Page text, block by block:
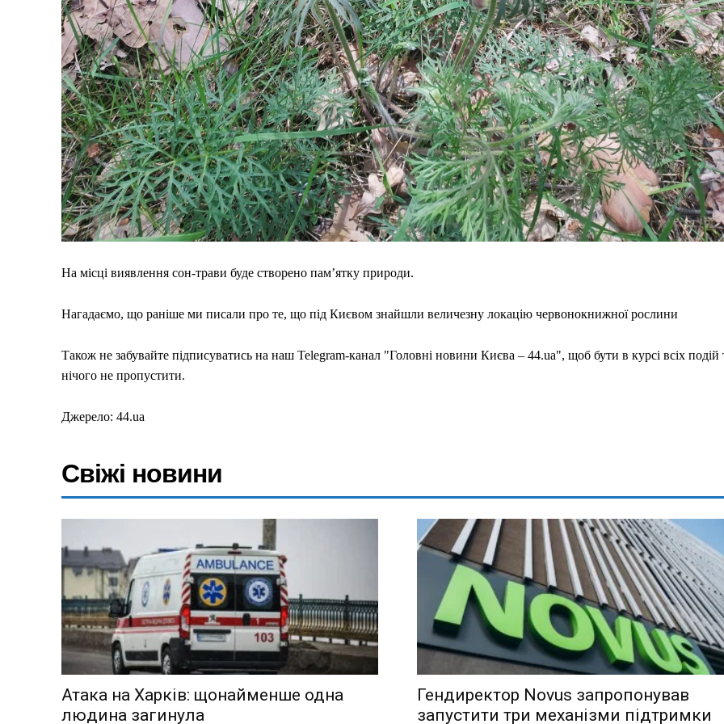
На місці виявлення сон-трави буде створено пам’ятку природи.
Нагадаємо, що раніше ми писали про те, що під Києвом знайшли величезну локацію червонокнижної рослини
Також не забувайте підписуватись на наш Telegram-канал "Головні новини Києва – 44.ua", щоб бути в курсі всіх подій
нічого не пропустити.
Джерело: 44.ua
Свіжі новини
Атака на Харків: щонайменше одна
людина загинула
Гендиректор Novus запропонував
запустити три механізми підтримки